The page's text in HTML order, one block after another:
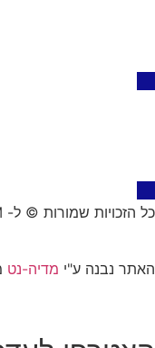
כל הזכויות שמורות © ל- 90FM
האתר נבנה ע"י מדיה-נט